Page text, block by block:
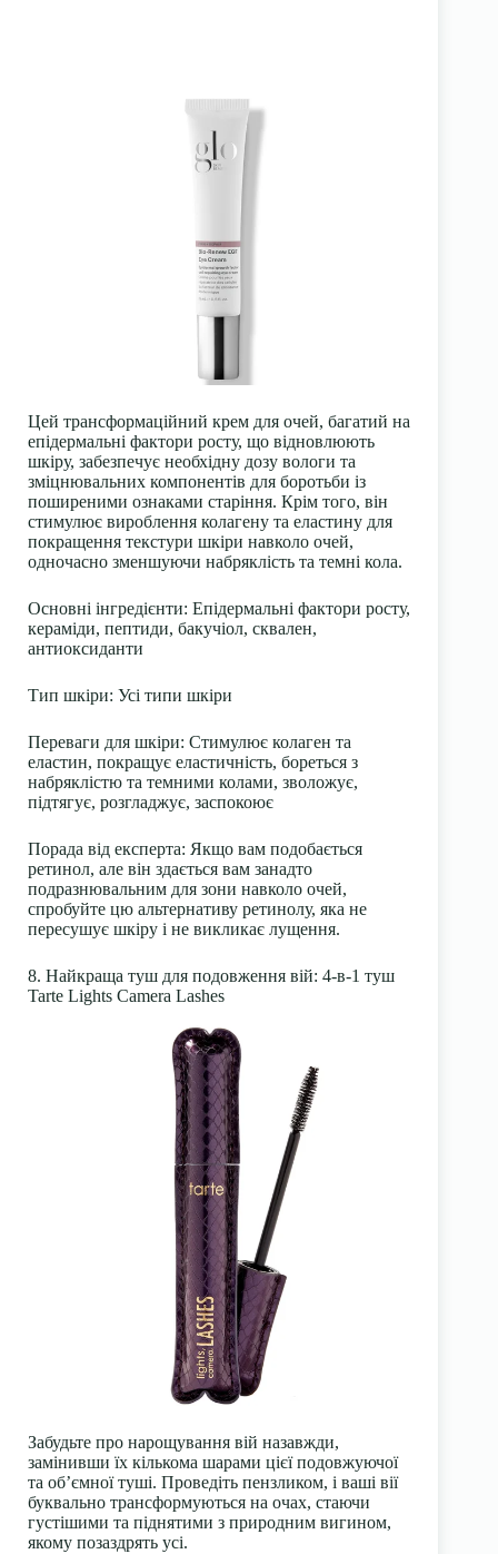
Цей трансформаційний крем для очей, багатий на
епідермальні фактори росту, що відновлюють
шкіру, забезпечує необхідну дозу вологи та
зміцнювальних компонентів для боротьби із
поширеними ознаками старіння. Крім того, він
стимулює вироблення колагену та еластину для
покращення текстури шкіри навколо очей,
одночасно зменшуючи набряклість та темні кола.
Основні інгредієнти: Епідермальні фактори росту,
кераміди, пептиди, бакучіол, сквален,
антиоксиданти
Тип шкіри: Усі типи шкіри
Переваги для шкіри: Стимулює колаген та
еластин, покращує еластичність, бореться з
набряклістю та темними колами, зволожує,
підтягує, розгладжує, заспокоює
Порада від експерта: Якщо вам подобається
ретинол, але він здається вам занадто
подразнювальним для зони навколо очей,
спробуйте цю альтернативу ретинолу, яка не
пересушує шкіру і не викликає лущення.
8. Найкраща туш для подовження вій: 4-в-1 туш
Tarte Lights Camera Lashes
Забудьте про нарощування вій назавжди,
замінивши їх кількома шарами цієї подовжуючої
та об’ємної туші. Проведіть пензликом, і ваші вії
буквально трансформуються на очах, стаючи
густішими та піднятими з природним вигином,
якому позаздрять усі.